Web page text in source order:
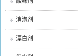
消泡剂
漂白剂